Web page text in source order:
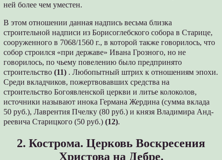
ней более чем уместен.
В этом отношении данная надпись весьма близка
строительной надписи из Борисоглебского собора в Старице,
сооруженного в 7068/1560 г., в которой также говорилось, что
собор строился «при державе» Ивана Грозного, но не
говорилось, по чьему повелению было предпринято
строительство(11) . Любопытный штрих к отношениям эпохи.
Среди вкладчиков, пожертвовавших средства на
строительство Богоявленской церкви и литье колоколов,
источники называют инока Германа Жердина (сумма вклада
50 руб.), Лаврентия Пчелку (80 руб.) и князя Владимира Анд-
реевича Старицкого (50 руб.)(12).
2. Кострома. Церковь Воскресения
Христова на Дебре.